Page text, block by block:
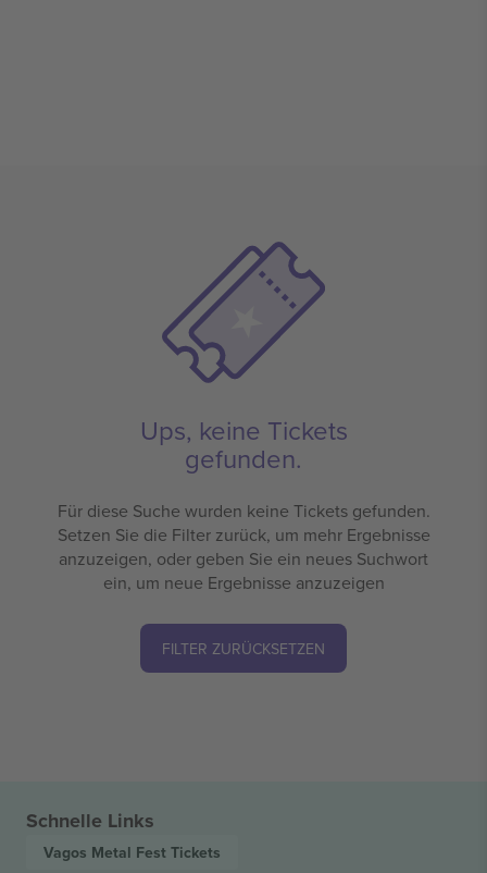
Ups, keine Tickets
gefunden.
Für diese Suche wurden keine Tickets gefunden.
Setzen Sie die Filter zurück, um mehr Ergebnisse
anzuzeigen, oder geben Sie ein neues Suchwort
ein, um neue Ergebnisse anzuzeigen
FILTER ZURÜCKSETZEN
Schnelle Links
Vagos Metal Fest Tickets